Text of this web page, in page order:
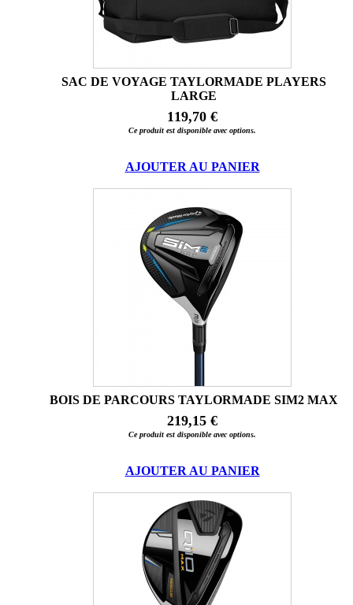
SAC DE VOYAGE TAYLORMADE PLAYERS
LARGE
119,70 €
Ce produit est disponible avec options.
AJOUTER AU PANIER
BOIS DE PARCOURS TAYLORMADE SIM2 MAX
219,15 €
Ce produit est disponible avec options.
AJOUTER AU PANIER